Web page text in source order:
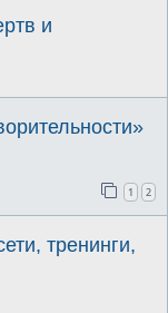
и
1 2
тренинги,